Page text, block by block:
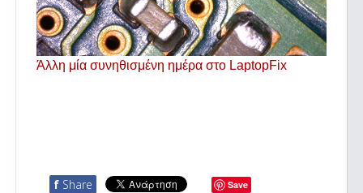
Άλλη μία συνηθισμένη ημέρα στο LaptopFix
f Share Save